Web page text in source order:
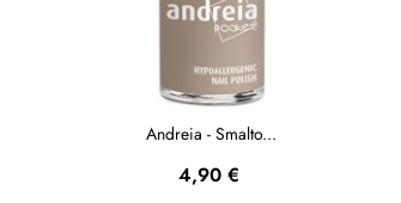
Andreia - Smalto...
Prezzo
4,90 €